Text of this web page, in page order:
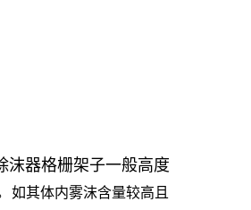
沫器格栅架子一般高度
如其体内雾沫含量较高且